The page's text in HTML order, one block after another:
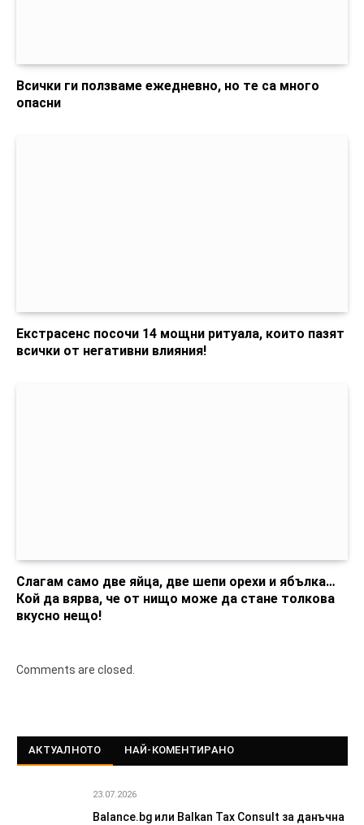
Всички ги ползваме ежедневно, но те са много
опасни
Екстрасенс посочи 14 мощни ритуала, които пазят
всички от негативни влияния!
Слагам само две яйца, две шепи орехи и ябълка…
Кой да вярва, че от нищо може да стане толкова
вкусно нещо!
Comments are closed.
АКТУАЛНОТО НАЙ-КОМЕНТИРАНО
23.07.2026
Balance.bg или Balkan Tax Consult за данъчна